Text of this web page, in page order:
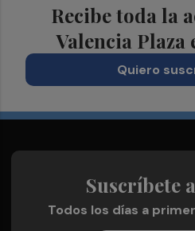
Recibe toda la
Valencia
Quiero
Suscríbete
Todos los días a